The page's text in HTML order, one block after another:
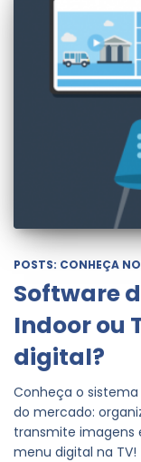
POSTS: CONHEÇA
Software
Indoor ou
digital?
Conheça o
do mercado:
transmite imagens
menu digital na TV!